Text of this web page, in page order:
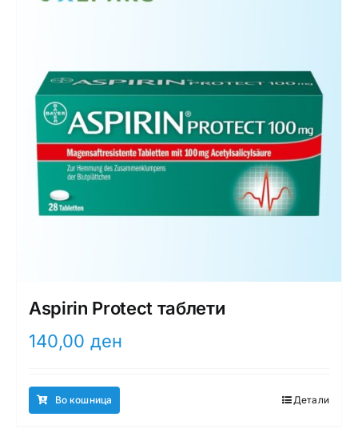
Aspirin Protect таблети
140,00 ден
Во кошница Детали